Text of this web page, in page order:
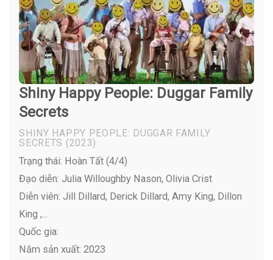
Shiny Happy People: Duggar Family
Secrets
SHINY HAPPY PEOPLE: DUGGAR FAMILY
SECRETS (2023)
Trạng thái: Hoàn Tất (4/4)
Đạo diễn: Julia Willoughby Nason, Olivia Crist
Diễn viên: Jill Dillard, Derick Dillard, Amy King, Dillon
King ,...
Quốc gia:
Năm sản xuất: 2023